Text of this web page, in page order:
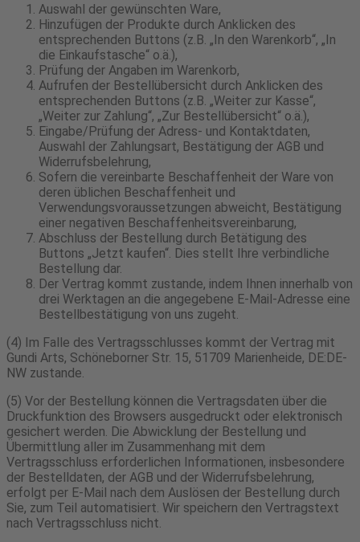
Auswahl der gewünschten Ware,
Hinzufügen der Produkte durch Anklicken des
entsprechenden Buttons (z.B. „In den Warenkorb“, „In
die Einkaufstasche“ o.ä.),
Prüfung der Angaben im Warenkorb,
Aufrufen der Bestellübersicht durch Anklicken des
entsprechenden Buttons (z.B. „Weiter zur Kasse“,
„Weiter zur Zahlung“, „Zur Bestellübersicht“ o.ä.),
Eingabe/Prüfung der Adress- und Kontaktdaten,
Auswahl der Zahlungsart, Bestätigung der AGB und
Widerrufsbelehrung,
Sofern die vereinbarte Beschaffenheit der Ware von
deren üblichen Beschaffenheit und
Verwendungsvoraussetzungen abweicht, Bestätigung
einer negativen Beschaffenheitsvereinbarung,
Abschluss der Bestellung durch Betätigung des
Buttons „Jetzt kaufen“. Dies stellt Ihre verbindliche
Bestellung dar.
Der Vertrag kommt zustande, indem Ihnen innerhalb von
drei Werktagen an die angegebene E-Mail-Adresse eine
Bestellbestätigung von uns zugeht.
(4) Im Falle des Vertragsschlusses kommt der Vertrag mit
Gundi Arts, Schöneborner Str. 15, 51709 Marienheide, DE:DE-
NW zustande.
(5) Vor der Bestellung können die Vertragsdaten über die
Druckfunktion des Browsers ausgedruckt oder elektronisch
gesichert werden. Die Abwicklung der Bestellung und
Übermittlung aller im Zusammenhang mit dem
Vertragsschluss erforderlichen Informationen, insbesondere
der Bestelldaten, der AGB und der Widerrufsbelehrung,
erfolgt per E-Mail nach dem Auslösen der Bestellung durch
Sie, zum Teil automatisiert. Wir speichern den Vertragstext
nach Vertragsschluss nicht.